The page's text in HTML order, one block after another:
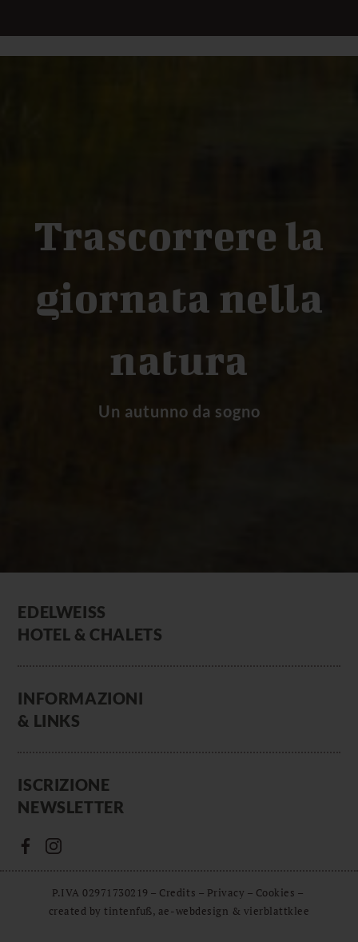
Trascorrere la
giornata nella
natura
Un autunno da sogno
EDELWEISS
HOTEL & CHALETS
INFORMAZIONI
& LINKS
ISCRIZIONE
NEWSLETTER
P.IVA 02971730219 – Credits – Privacy – Cookies –
created by tintenfuß, ae-webdesign & vierblattklee